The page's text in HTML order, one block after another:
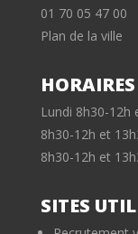
01 70 05 47 00
Plan de la ville
Lundi 8h30-12h
8h30-12h et
8h30-12h et
SITES